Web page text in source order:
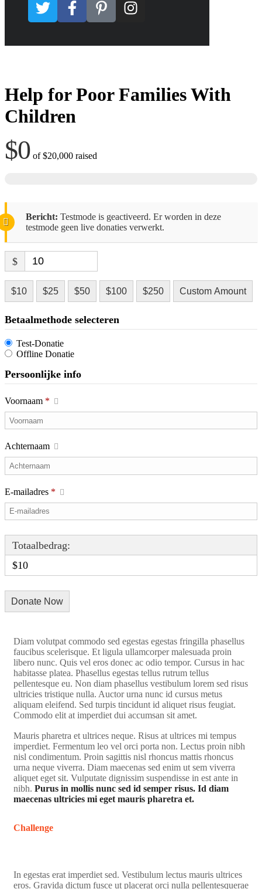
Help for Poor Families With
Children
$0 of$20,000 raised
Bericht: Testmode is geactiveerd. Er worden in deze
testmode geen live donaties verwerkt.
$
$10 $25 $50 $100 $250 Custom Amount
Betaalmethode selecteren
Test-Donatie
Offline Donatie
Persoonlijke info
Voornaam *
Achternaam
E-mailadres *
Totaalbedrag:
$10
Diam volutpat commodo sed egestas egestas fringilla phasellus
faucibus scelerisque. Et ligula ullamcorper malesuada proin
libero nunc. Quis vel eros donec ac odio tempor. Cursus in hac
habitasse platea. Phasellus egestas tellus rutrum tellus
pellentesque eu. Non diam phasellus vestibulum lorem sed risus
ultricies tristique nulla. Auctor urna nunc id cursus metus
aliquam eleifend. Sed turpis tincidunt id aliquet risus feugiat.
Commodo elit at imperdiet dui accumsan sit amet.
Mauris pharetra et ultrices neque. Risus at ultrices mi tempus
imperdiet. Fermentum leo vel orci porta non. Lectus proin nibh
nisl condimentum. Proin sagittis nisl rhoncus mattis rhoncus
urna neque viverra. Diam maecenas sed enim ut sem viverra
aliquet eget sit. Vulputate dignissim suspendisse in est ante in
nibh. Purus in mollis nunc sed id semper risus. Id diam
maecenas ultricies mi eget mauris pharetra et.
Challenge
In egestas erat imperdiet sed. Vestibulum lectus mauris ultrices
eros. Gravida dictum fusce ut placerat orci nulla pellentesquerae